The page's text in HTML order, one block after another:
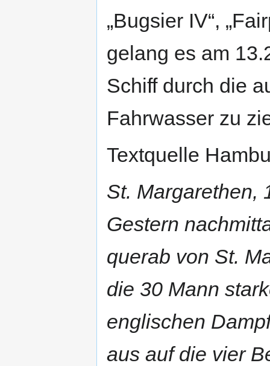
„Bugsier IV“,
gelang es am
Schiff durch die
Fahrwasser zu
Textquelle
St. Margarethen,
Gestern
querab von St.
die 30 Mann
englischen
aus auf die vier